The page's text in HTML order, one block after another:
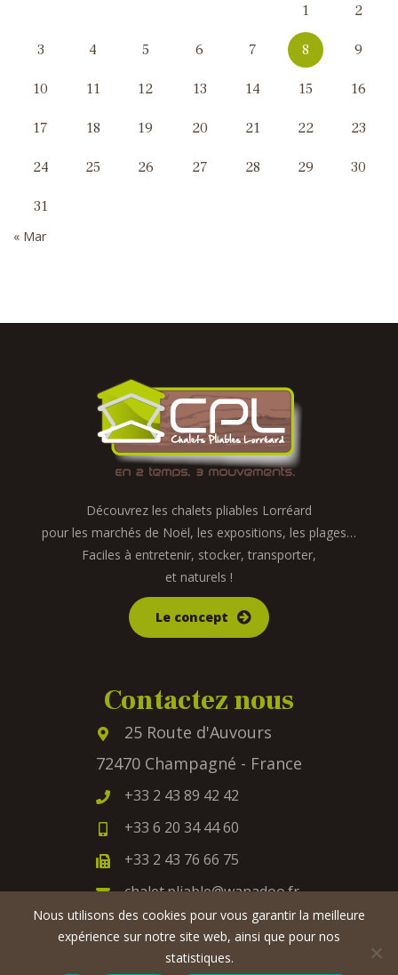
1 2
3 4 5 6 7 8 9
10 11 12 13 14 15 16
17 18 19 20 21 22 23
24 25 26 27 28 29 30
31
« Mar
Découvrez les chalets pliables Lorréard
pour les marchés de Noël, les expositions, les plages…
Faciles à entretenir, stocker, transporter,
et naturels !
Le concept
Contactez nous
25 Route d'Auvours
72470 Champagné - France
+33 2 43 89 42 42
+33 6 20 34 44 60
+33 2 43 76 66 75
chalet.pliable@wanadoo.fr
Nous utilisons des cookies pour vous garantir la meilleure
expérience sur notre site web, ainsi que pour nos
statistiques.